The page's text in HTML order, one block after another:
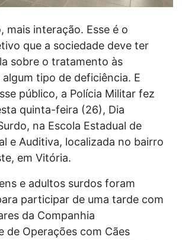
mais interação. Esse é o
que a sociedade deve ter
sobre o tratamento às
tipo de deficiência. E
público, a Polícia Militar fez
quinta-feira (26), Dia
na Escola Estadual de
e Auditiva, localizada no bairro
em Vitória.
e adultos surdos foram
participar de uma tarde com
da Companhia
de Operações com Cães